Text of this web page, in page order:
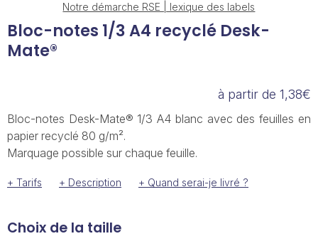
Notre démarche RSE | lexique des labels
Bloc-notes 1/3 A4 recyclé Desk-
Mate®
à partir de 1,38€
Bloc-notes Desk-Mate® 1/3 A4 blanc avec des feuilles en
papier recyclé 80 g/m².
Marquage possible sur chaque feuille.
+ Tarifs + Description + Quand serai-je livré ?
Choix de la taille